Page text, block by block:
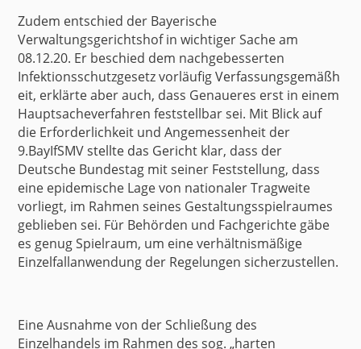
Zudem entschied der Bayerische
Verwaltungsgerichtshof in wichtiger Sache am
08.12.20. Er beschied dem nachgebesserten
Infektionsschutzgesetz vorläufigVerfassungsgemäßh
eit, erklärte aber auch, dass Genaueres erst in einem
Hauptsacheverfahren feststellbar sei. Mit Blick auf
die Erforderlichkeit und Angemessenheit der
9.BayIfSMVstellte das Gericht klar, dass der
Deutsche Bundestag mit seiner Feststellung, dass
eine epidemische Lage von nationaler Tragweite
vorliegt, im Rahmen seines Gestaltungsspielraumes
geblieben sei. Für Behörden und Fachgerichte gäbe
es genug Spielraum, um eine verhältnismäßige
Einzelfallanwendung der Regelungen sicherzustellen.
Eine Ausnahme von der Schließung des
Einzelhandels im Rahmen des sog. „harten